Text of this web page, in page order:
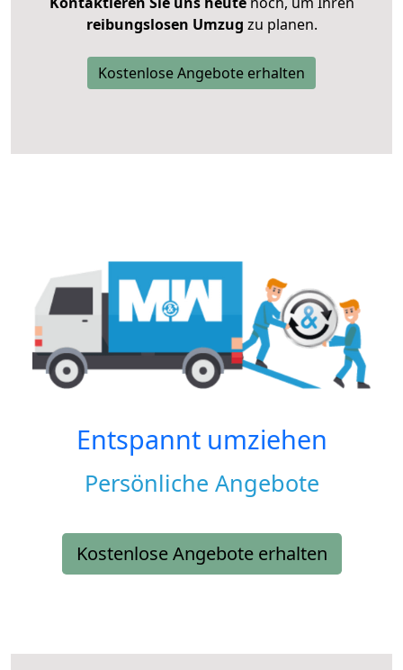
reibungslosen Umzug zu planen.
Kostenlose Angebote erhalten
Entspannt umziehen
Persönliche Angebote
Kostenlose Angebote erhalten